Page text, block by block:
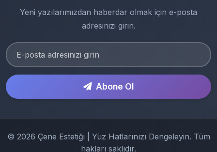
Yeni yazılarımızdan haberdar olmak için e-posta
adresinizi girin.
Abone Ol
© 2026 Çene Estetiği | Yüz Hatlarınızı Dengeleyin. Tüm
hakları saklıdır.